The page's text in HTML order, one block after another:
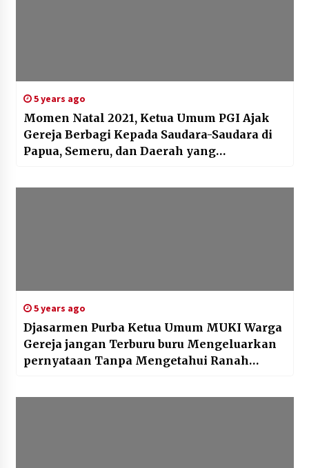
5 years ago
Momen Natal 2021, Ketua Umum PGI Ajak
Gereja Berbagi Kepada Saudara-Saudara di
Papua, Semeru, dan Daerah yang
5 years ago
Djasarmen Purba Ketua Umum MUKI Warga
Gereja jangan Terburu buru Mengeluarkan
pernyataan Tanpa Mengetahui Ranah